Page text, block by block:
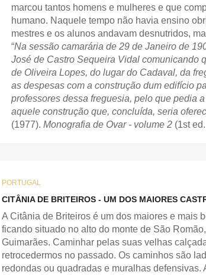
marcou tantos homens e mulheres e que
humano. Naquele tempo não havia ensino
mestres e os alunos andavam desnutridos,
“Na sessão camarária de 29 de Janeiro de
José de Castro Sequeira Vidal comunicando
de Oliveira Lopes, do lugar do Cadaval, da
as despesas com a construção dum edifício
professores dessa freguesia, pelo que pedia
aquele construção que, concluída, seria
(1977). Monografia de Ovar - volume 2 (1st
PORTUGAL
CITÂNIA DE BRITEIROS - UM DOS MAIORES
A Citânia de Briteiros é um dos maiores e mais
ficando situado no alto do monte de São
Guimarães. Caminhar pelas suas velhas
retrocedermos no passado. Os caminhos são
redondas ou quadradas e muralhas